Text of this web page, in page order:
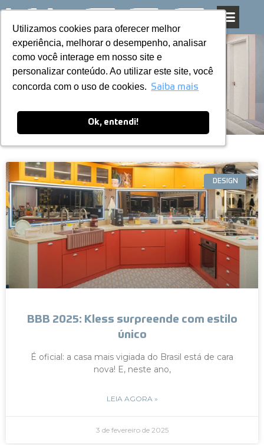
Utilizamos cookies para oferecer melhor
experiência, melhorar o desempenho, analisar
como você interage em nosso site e
personalizar conteúdo. Ao utilizar este site, você
concorda com o uso de cookies. Saiba mais
Ok, entendi!
Utilizamos cookies para oferecer melhor
experiência, melhorar o desempenho, analisar
como você interage em nosso site e
personalizar conteúdo. Ao utilizar este site, você
concorda com o uso de cookies. Saiba mais
Ok, entendi!
Pular
para
o
conteúdo
Blog
DESIGN
BBB 2025: Kless surpreende com estilo
único
É oficial: a casa mais vigiada do Brasil está de cara
nova! E, neste ano,
LEIA AGORA »
3 de fevereiro de 2025